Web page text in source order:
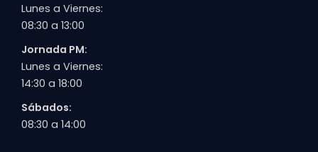
Lunes a Viernes:
08:30 a 13:00
Jornada PM:
Lunes a Viernes:
14:30 a 18:00
Sábados:
08:30 a 14:00